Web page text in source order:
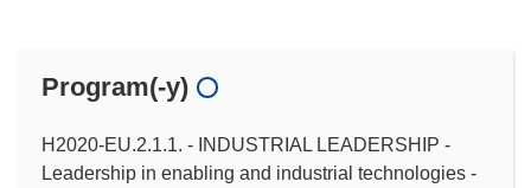
Program(-y)
H2020-EU.2.1.1. - INDUSTRIAL LEADERSHIP -
Leadership in enabling and industrial technologies -